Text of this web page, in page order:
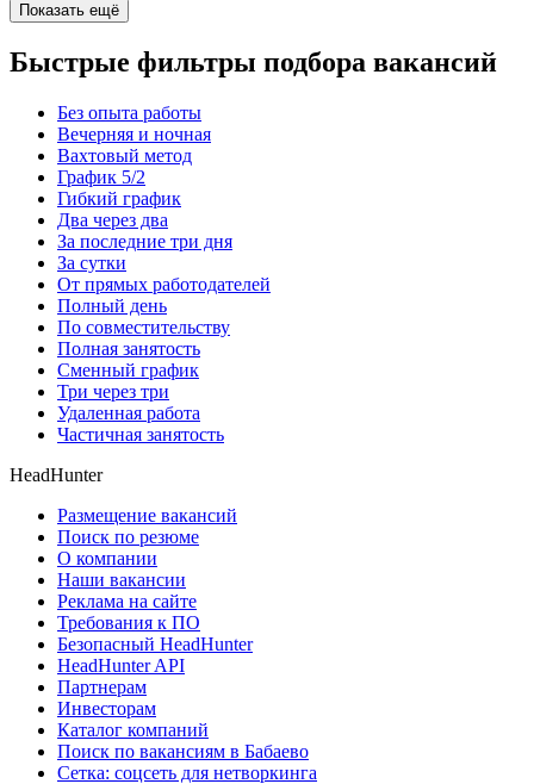
Показать ещё
Быстрые фильтры подбора вакансий
Без опыта работы
Вечерняя и ночная
Вахтовый метод
График 5/2
Гибкий график
Два через два
За последние три дня
За сутки
От прямых работодателей
Полный день
По совместительству
Полная занятость
Сменный график
Три через три
Удаленная работа
Частичная занятость
HeadHunter
Размещение вакансий
Поиск по резюме
О компании
Наши вакансии
Реклама на сайте
Требования к ПО
Безопасный HeadHunter
HeadHunter API
Партнерам
Инвесторам
Каталог компаний
Поиск по вакансиям в Бабаево
Сетка: соцсеть для нетворкинга